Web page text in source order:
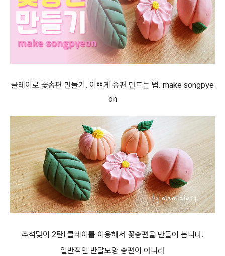
클레이로 꽃송편 만들기. 이쁘게 송편 만드는 법. make songpye
on
추석맞이 2탄! 클레이를 이용해서 꽃송편을 만들어 봅니다.
일반적인 반달모양 송편이 아니라